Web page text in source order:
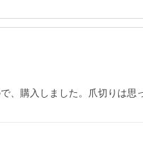
購入しました。爪切りは思